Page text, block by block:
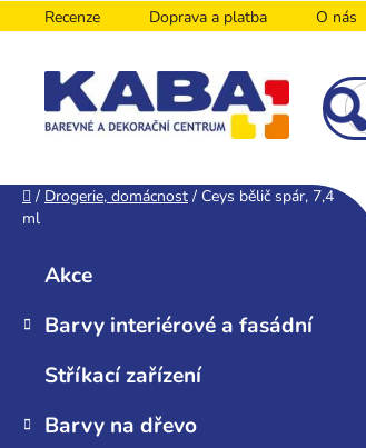
na
Recenze Doprava a platba O nás
Domů
/ Drogerie, domácnost / Ceys bělič spár, 7,4
ml
kategorieAkce
Barvy interiérové a fasádní
Stříkací zařízení
Barvy na dřevo